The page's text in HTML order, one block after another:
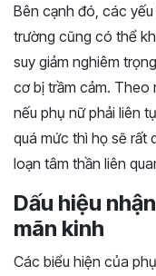
Bên cạnh đó, các
trường cũng có thể
suy giảm nghiêm
cơ bị trầm cảm. Theo
nếu phụ nữ phải liên
quá mức thì họ sẽ rất
loạn tâm thần liên
Dấu hiệu
mãn kinh
Các biểu hiện của